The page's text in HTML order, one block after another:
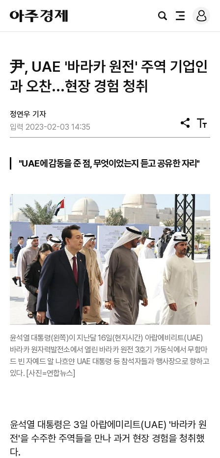
아
주
경
검
전
로
그
尹, UAE '바라카 원전' 주역 기업인
과 오찬...현장 경험 청취
정연우 기자
입력 2023-02-03 14:35
공
유
텍
스
"UAE에 감동을 준 점, 무엇이었는지 듣고 공유한 자리"
윤석열 대통령(왼쪽)이 지난달 16일(현지시간) 아랍에비리트(UAE)
바라카 원자력발전소에서 열린 바라카 원전 3호기 가동식에서 무함마
드 빈 자예드 알 나흐얀 UAE 대통령 등 참석자들과 행사장으로 향하고
있다. [사진=연합뉴스]
윤석열 대통령은 3일 아랍에미리트(UAE) '바라카 원
전'을 수주한 주역들을 만나 과거 현장 경험을 청취했
다.